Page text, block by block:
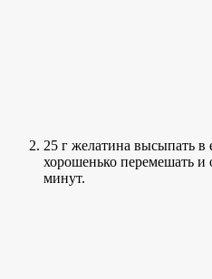
25 г желатина высыпать в
хорошенько перемешать и
минут.